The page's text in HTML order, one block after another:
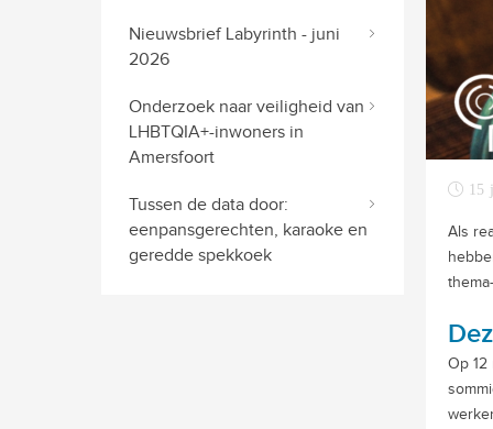
Nieuwsbrief Labyrinth - juni
2026
Onderzoek naar veiligheid van
LHBTQIA+-inwoners in
Amersfoort
Tussen de data door:
eenpansgerechten, karaoke en
geredde spekkoek
15
Als
Op